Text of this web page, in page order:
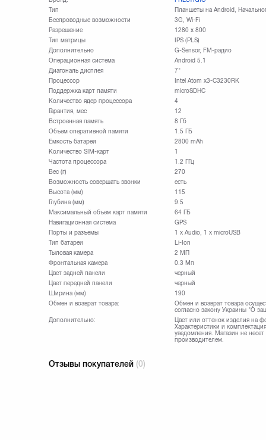
Тип
Планшеты на Android,
Беспроводные возможности
3G, Wi-Fi
Разрешение
1280 х 800
Тип матрицы
IPS (PLS)
Дополнительно
G-Sensor, FM-радио
Операционная система
Android 5.1
Диагональ дисплея
7"
Процессор
Intel Atom x3-C3230RK
Поддержка карт памяти
microSDHC
Количество ядер процессора
4
Гарантия, мес
12
Встроенная память
8 Гб
Объем оперативной памяти
1.5 ГБ
Емкость батареи
2800 mAh
Количество SIM-карт
1
Частота процессора
1.2 ГГц
Вес (г)
270
Возможность совершать звонки
есть
Высота (мм)
115
Глубина (мм)
9.5
Максимальный объем карт памяти
64 ГБ
Навигационная система
GPS
Порты и разъемы
1 x Audio, 1 x microUSB
Тип батареи
Li-Ion
Тыловая камера
2 МП
Фронтальная камера
0.3 Мп
Цвет задней панели
черный
Цвет передней панели
черный
Ширина (мм)
190
Обмен и возврат товара:
Обмен и возврат товара
согласно закону Украины "О
Дополнительно:
Цвет или оттенок изделия на
Характеристики и
уведомления. Магазин не
производителем.
Отзывы покупателей (0)